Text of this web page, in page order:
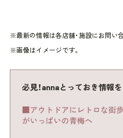
※最新の情報は各店舗・施設にお問い
※画像はイメージです。
必見！annaとっておき情報を
■アウトドアにレトロな街
がいっぱいの青梅へ